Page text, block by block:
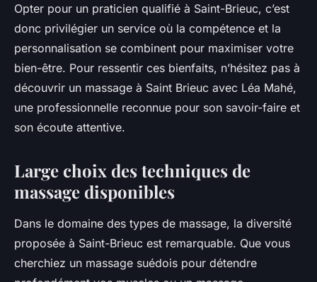
Opter pour un praticien qualifié à Saint-Brieuc, c’est
donc privilégier un service où la compétence et la
personnalisation se combinent pour maximiser votre
bien-être. Pour ressentir ces bienfaits, n’hésitez pas à
découvrir un massage à Saint Brieuc avec Léa Mahé,
une professionnelle reconnue pour son savoir-faire et
son écoute attentive.
Large choix des techniques de
massage disponibles
Dans le domaine des types de massage, la diversité
proposée à Saint-Brieuc est remarquable. Que vous
cherchiez un massage suédois pour détendre